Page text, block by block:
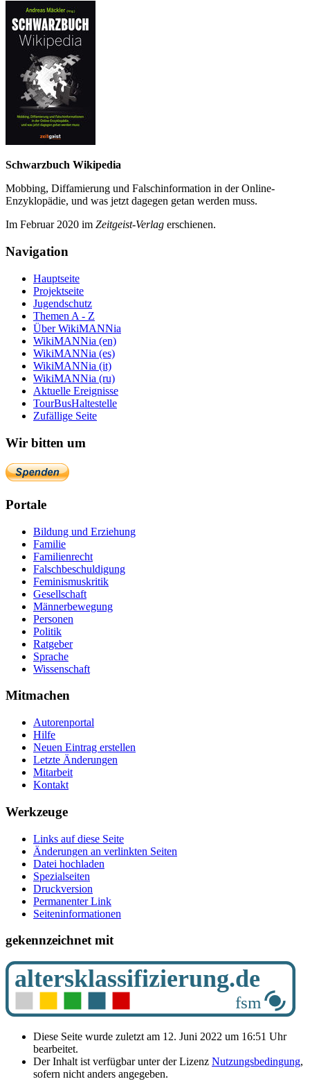
Schwarzbuch Wikipedia
Mobbing, Diffamierung und Falsch­information in der Online-
Enzyklo­pädie, und was jetzt da­gegen getan werden muss.
Im Februar 2020 im Zeit­geist-Verlag erschienen.
Navigation
Hauptseite
Projektseite
Jugendschutz
Themen A - Z
Über WikiMANNia
WikiMANNia (en)
WikiMANNia (es)
WikiMANNia (it)
WikiMANNia (ru)
Aktuelle Ereignisse
TourBusHaltestelle
Zufällige Seite
Wir bitten um
Portale
Bildung und Erziehung
Familie
Familienrecht
Falschbeschuldigung
Feminismuskritik
Gesellschaft
Männerbewegung
Personen
Politik
Ratgeber
Sprache
Wissenschaft
Mitmachen
Autorenportal
Hilfe
Neuen Eintrag erstellen
Letzte Änderungen
Mitarbeit
Kontakt
Werkzeuge
Links auf diese Seite
Änderungen an verlinkten Seiten
Datei hochladen
Spezialseiten
Druckversion
Permanenter Link
Seiten­­informationen
gekennzeichnet mit
Diese Seite wurde zuletzt am 12. Juni 2022 um 16:51 Uhr
bearbeitet.
Der Inhalt ist verfügbar unter der Lizenz Nutzungsbedingung,
sofern nicht anders angegeben.